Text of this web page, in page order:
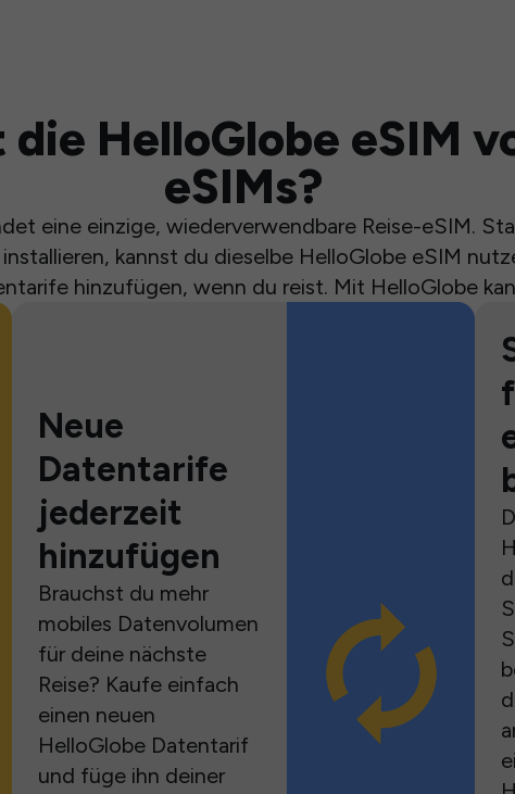
HelloGlobe eSIM
eSIMs?
eine einzige, wiederverwendbare Reise-eSIM.
kannst du dieselbe HelloGlobe eSIM
hinzufügen, wenn du reist. Mit HelloGlobe
Neue
Datentarife
jederzeit
hinzufügen
Brauchst du mehr
mobiles Datenvolumen
für deine nächste
Reise? Kaufe einfach
einen neuen
HelloGlobe Datentarif
und füge ihn deiner